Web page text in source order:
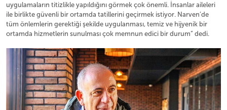
uygulamaların titizlikle yapıldığını görmek çok önemli. İnsanlar aileleri
ile birlikte güvenli bir ortamda tatillerini geçirmek istiyor. Narven’de
tüm önlemlerin gerektiği şekilde uygulanması, temiz ve hijyenik bir
ortamda hizmetlerin sunulması çok memnun edici bir durum” dedi.